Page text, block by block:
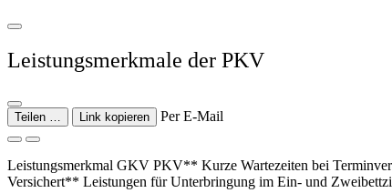
Leistungsmerkmale der PKV
Teilen … Link kopieren Per E-Mail
Leistungsmerkmal GKV PKV** Kurze Wartezeiten bei
Versichert** Leistungen für Unterbringung im Ein- und